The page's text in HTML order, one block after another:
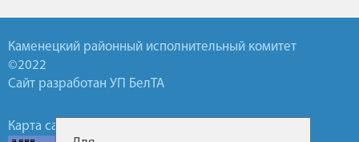
Каменецкий районный исполнительный комитет
©2022
Сайт разработан УП БелТА
Карта сайта